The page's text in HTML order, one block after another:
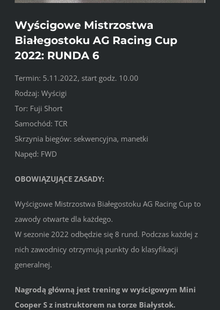
Wyścigowe Mistrzostwa
Białegostoku AG Racing Cup
2022: RUNDA 6
Termin: 5.11.2022, start godz. 10.00
Rodzaj: Wyścigi
Tor: Fuji Short
Samochód: TCR
Skrzynia biegów: sekwencyjna, manetki
Napęd: FWD
OBOWIĄZUJĄCE ZASADY:
Wyścigowe Mistrzostwa Białegostoku AG Racing Cup to
zawody otwarte dla każdego.
W sezonie 2022 odbędzie się 8 rund. Podczas każdej z
nich zawodnicy otrzymują punkty do klasyfikacji
generalnej.
Nagrodą główną jest trening w wyścigowym Mini
Cooper S z instruktorem na torze Białystok.